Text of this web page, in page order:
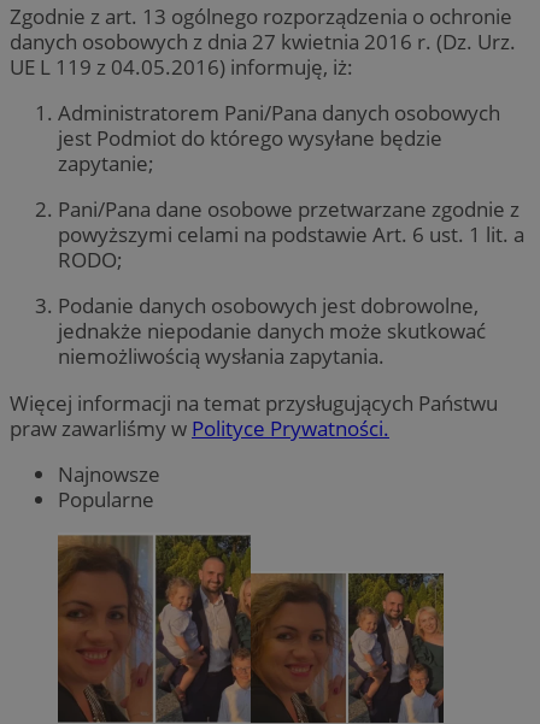
Zgodnie z art. 13 ogólnego rozporządzenia o ochronie
danych osobowych z dnia 27 kwietnia 2016 r. (Dz. Urz.
UE L 119 z 04.05.2016) informuję, iż:
Administratorem Pani/Pana danych osobowych
jest Podmiot do którego wysyłane będzie
zapytanie;
Pani/Pana dane osobowe przetwarzane zgodnie z
powyższymi celami na podstawie Art. 6 ust. 1 lit. a
RODO;
Podanie danych osobowych jest dobrowolne,
jednakże niepodanie danych może skutkować
niemożliwością wysłania zapytania.
Więcej informacji na temat przysługujących Państwu
praw zawarliśmy w Polityce Prywatności.
Najnowsze
Popularne